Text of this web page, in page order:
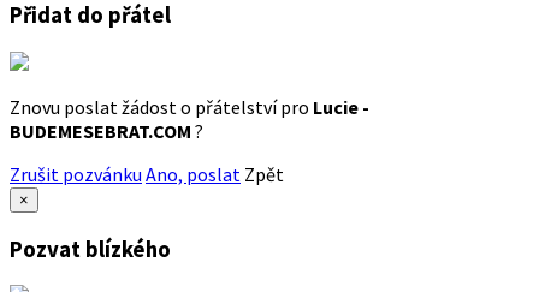
Přidat do přátel
Znovu poslat žádost o přátelství pro Lucie -
BUDEMESEBRAT.COM ?
Zrušit pozvánku Ano, poslat Zpět
×
Pozvat blízkého